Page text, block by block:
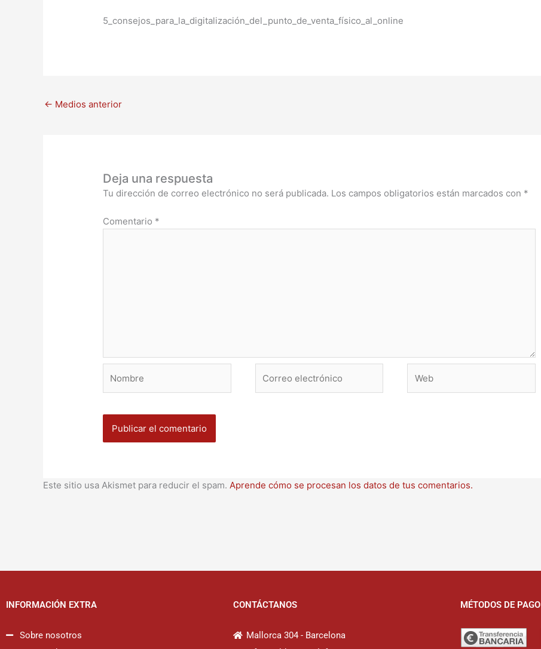
5_consejos_para_la_digitalización_del_punto_de_venta_físico_al_online
← Medios anterior
Deja una respuesta
Tu dirección de correo electrónico no será publicada. Los campos obligatorios están marcados con *
Comentario *
electrónico
Este sitio usa Akismet para reducir el spam. Aprende cómo se procesan los datos de tus comentarios.
INFORMACIÓN EXTRA
Sobre nosotros
CONTÁCTANOS
Mallorca 304 - Barcelona
MÉTODOS DE PAGO